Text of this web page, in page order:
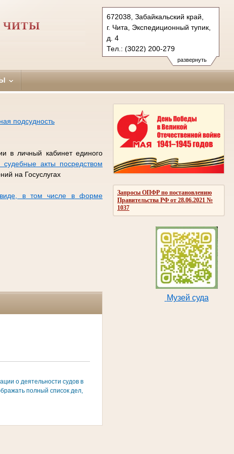
развернуть
672038, Забайкальский край,
г. Чита, Экспедиционный тупик,
д. 4
Тел.: (3022) 200-279
gd.cht@sudrf.ru
ЧИТЫ
Запросы ОПФР по постановлению
Правительства РФ от 28.06.2021 №
1037
Музей суда
подсудность
в личный кабинет единого
акты посредством
на Госуслугах
виде, в том числе в форме
о деятельности судов в
полный список дел,